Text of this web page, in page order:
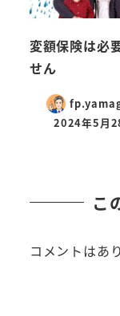
変額保険は必
せん
2024年5月
こ
コメントはあ